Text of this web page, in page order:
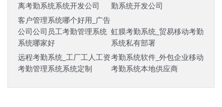
离考勤系统系统开发公司
勤系统开发公司
客户管理系统哪个好用_广告
公司公司员工考勤管理系统
系统哪家好
虹膜考勤系统_贸易移动考勤
系统私有部署
远程考勤系统_工厂工人工资
考勤管理系统系统定制
考勤系统软件_外包企业移动
考勤系统本地供应商